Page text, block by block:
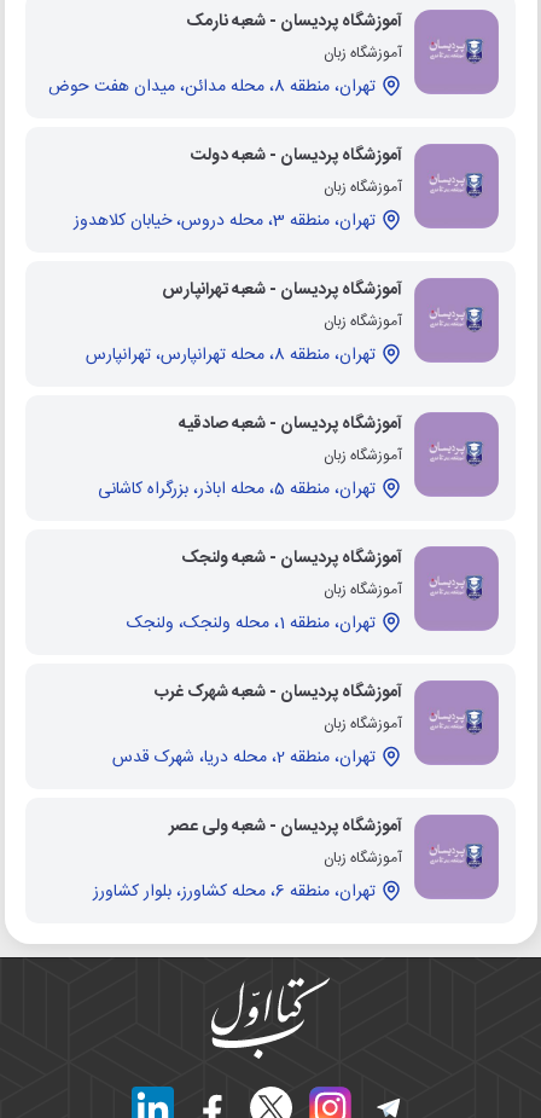
آموزشگاه پردیسان - شعبه نارمک
آموزشگاه زبان
تهران، منطقه 8، محله مدائن، میدان هفت حوض
آموزشگاه پردیسان - شعبه دولت
آموزشگاه زبان
تهران، منطقه 3، محله دروس، خیابان کلاهدوز
آموزشگاه پردیسان - شعبه تهرانپارس
آموزشگاه زبان
تهران، منطقه 8، محله تهرانپارس، تهرانپارس
آموزشگاه پردیسان - شعبه صادقیه
آموزشگاه زبان
تهران، منطقه 5، محله اباذر، بزرگراه کاشانی
آموزشگاه پردیسان - شعبه ولنجک
آموزشگاه زبان
تهران، منطقه 1، محله ولنجک، ولنجک
آموزشگاه پردیسان - شعبه شهرک غرب
آموزشگاه زبان
تهران، منطقه 2، محله دریا، شهرک قدس
آموزشگاه پردیسان - شعبه ولی عصر
آموزشگاه زبان
تهران، منطقه 6، محله کشاورز، بلوار کشاورز